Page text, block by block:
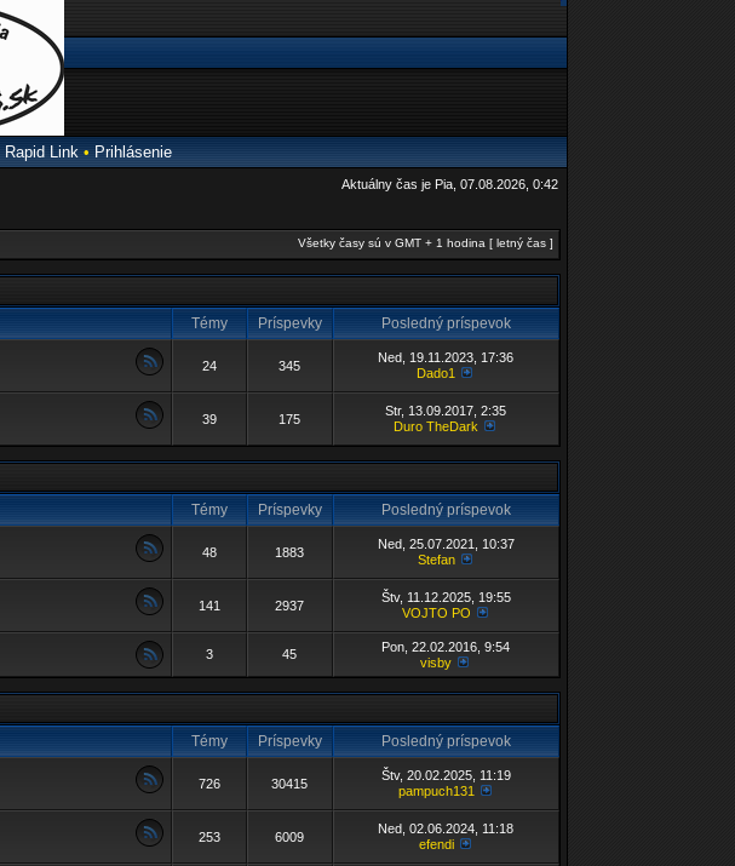
Rapid Link • Prihlásenie
Aktuálny čas je Pia, 07.08.2026, 0:42
Všetky časy sú v GMT + 1 hodina [ letný čas ]
Témy Príspevky
Posledný príspevok
24 345
Ned, 19.11.2023, 17:36
Dado1
39 175
Str, 13.09.2017, 2:35
Duro TheDark
Témy Príspevky
Posledný príspevok
48 1883
Ned, 25.07.2021, 10:37
Stefan
141 2937
Štv, 11.12.2025, 19:55
VOJTO PO
3 45
Pon, 22.02.2016, 9:54
visby
Témy Príspevky
Posledný príspevok
726 30415
Štv, 20.02.2025, 11:19
pampuch131
253 6009
Ned, 02.06.2024, 11:18
efendi